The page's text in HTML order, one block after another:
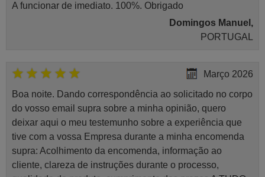
A funcionar de imediato. 100%. Obrigado
Domingos Manuel,
PORTUGAL
Março 2026
Boa noite. Dando correspondência ao solicitado no corpo
do vosso email supra sobre a minha opinião, quero
deixar aqui o meu testemunho sobre a experiência que
tive com a vossa Empresa durante a minha encomenda
supra: Acolhimento da encomenda, informação ao
cliente, clareza de instruções durante o processo,